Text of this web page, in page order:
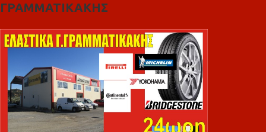
ΓΡΑΜΜΑΤΙΚΑΚΗΣ